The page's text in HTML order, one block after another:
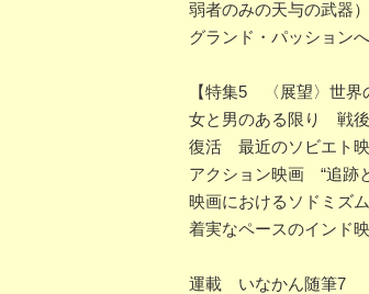
弱者のみの天与の武器
グランド・パッション
【特集5 〈展望〉世界
女と男のある限り 戦後
復活 最近のソビエト映
アクション映画 “追跡
映画におけるソドミズ
着実なペースのインド
運載 いなかん随筆7 『